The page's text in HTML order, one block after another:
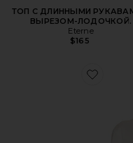
ТОП С ДЛИННЫМИ
ВЫРЕЗОМ-ЛОДОЧКОЙ.
Eterne
$165
Favorite